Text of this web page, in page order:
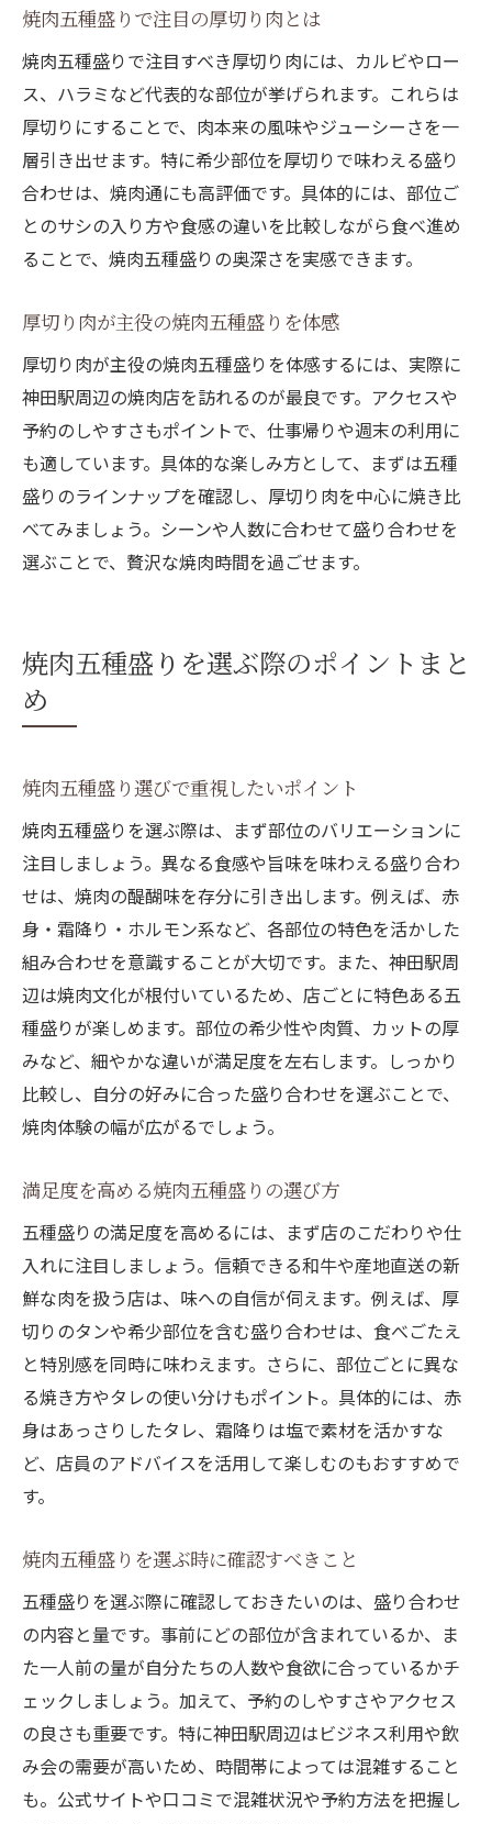
焼肉五種盛りで注目の厚切り肉とは
焼肉五種盛りで注目すべき厚切り肉には、カルビやロー
ス、ハラミなど代表的な部位が挙げられます。これらは
厚切りにすることで、肉本来の風味やジューシーさを一
層引き出せます。特に希少部位を厚切りで味わえる盛り
合わせは、焼肉通にも高評価です。具体的には、部位ご
とのサシの入り方や食感の違いを比較しながら食べ進め
ることで、焼肉五種盛りの奥深さを実感できます。
厚切り肉が主役の焼肉五種盛りを体感
厚切り肉が主役の焼肉五種盛りを体感するには、実際に
神田駅周辺の焼肉店を訪れるのが最良です。アクセスや
予約のしやすさもポイントで、仕事帰りや週末の利用に
も適しています。具体的な楽しみ方として、まずは五種
盛りのラインナップを確認し、厚切り肉を中心に焼き比
べてみましょう。シーンや人数に合わせて盛り合わせを
選ぶことで、贅沢な焼肉時間を過ごせます。
焼肉五種盛りを選ぶ際のポイントまと
め
焼肉五種盛り選びで重視したいポイント
焼肉五種盛りを選ぶ際は、まず部位のバリエーションに
注目しましょう。異なる食感や旨味を味わえる盛り合わ
せは、焼肉の醍醐味を存分に引き出します。例えば、赤
身・霜降り・ホルモン系など、各部位の特色を活かした
組み合わせを意識することが大切です。また、神田駅周
辺は焼肉文化が根付いているため、店ごとに特色ある五
種盛りが楽しめます。部位の希少性や肉質、カットの厚
みなど、細やかな違いが満足度を左右します。しっかり
比較し、自分の好みに合った盛り合わせを選ぶことで、
焼肉体験の幅が広がるでしょう。
満足度を高める焼肉五種盛りの選び方
五種盛りの満足度を高めるには、まず店のこだわりや仕
入れに注目しましょう。信頼できる和牛や産地直送の新
鮮な肉を扱う店は、味への自信が伺えます。例えば、厚
切りのタンや希少部位を含む盛り合わせは、食べごたえ
と特別感を同時に味わえます。さらに、部位ごとに異な
る焼き方やタレの使い分けもポイント。具体的には、赤
身はあっさりしたタレ、霜降りは塩で素材を活かすな
ど、店員のアドバイスを活用して楽しむのもおすすめで
す。
焼肉五種盛りを選ぶ時に確認すべきこと
五種盛りを選ぶ際に確認しておきたいのは、盛り合わせ
の内容と量です。事前にどの部位が含まれているか、ま
た一人前の量が自分たちの人数や食欲に合っているかチ
ェックしましょう。加えて、予約のしやすさやアクセス
の良さも重要です。特に神田駅周辺はビジネス利用や飲
み会の需要が高いため、時間帯によっては混雑すること
も。公式サイトや口コミで混雑状況や予約方法を把握し